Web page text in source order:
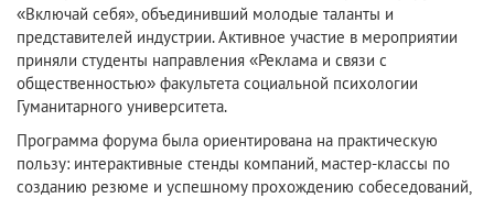
«Включай себя», объединивший молодые таланты и
представителей индустрии. Активное участие в мероприятии
приняли студенты направления «Реклама и связи с
общественностью» факультета социальной психологии
Гуманитарного университета.
Программа форума была ориентирована на практическую
пользу: интерактивные стенды компаний, мастер-классы по
созданию резюме и успешному прохождению собеседований,